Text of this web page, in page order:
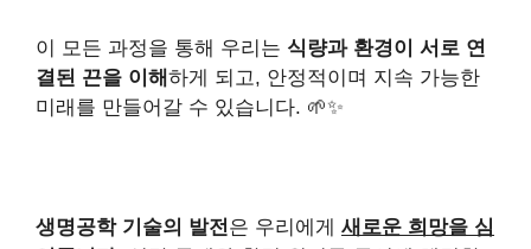
이 모든 과정을 통해 우리는 식량과 환경이 서로 연
결된 끈을 이해하게 되고, 안정적이며 지속 가능한
미래를 만들어갈 수 있습니다. 🌱✨
생명공학 기술의 발전 은 우리에게 새로운 희망을 심